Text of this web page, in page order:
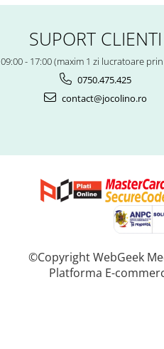
SUPORT CLIENTI
09:00 - 17:00 (maxim 1 zi lucratoare
0750.475.425
contact@jocolino.ro
©Copyright WebGeek
Platforma E-